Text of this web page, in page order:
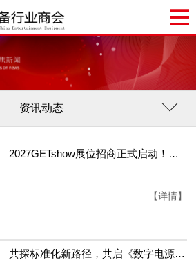
资讯动态
2027GETshow展位招商正式启动！立即行动锁定您的心仪展位！
【详情】
共探标准化新路径，共启《数字电源时序器通用规范》新篇章